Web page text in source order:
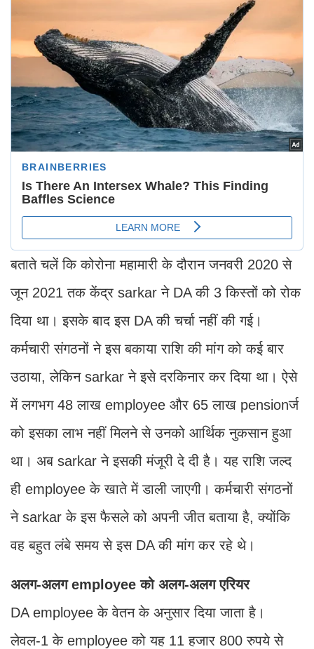
बताते चलें कि कोरोना महामारी के दौरान जनवरी 2020 से
जून 2021 तक केंद्र sarkar ने DA की 3 किस्तों को रोक
दिया था। इसके बाद इस DA की चर्चा नहीं की गई।
कर्मचारी संगठनों ने इस बकाया रा​शि की मांग को कई बार
उठाया, लेकिन sarkar ने इसे दरकिनार कर दिया था। ऐसे
में लगभग 48 लाख employee और 65 लाख pensionर्ज
को इसका लाभ नहीं मिलने से उनको आ​र्थिक नुकसान हुआ
था। अब sarkar ने इसकी मंजूरी दे दी है। यह रा​शि जल्द
ही employee के खाते में डाली जाएगी। कर्मचारी संगठनों
ने sarkar के इस फैसले को अपनी जीत बताया है, क्योंकि
वह बहुत लंबे समय से इस DA की मांग कर रहे थे।
अलग-अलग employee को अलग-अलग एरियर
DA employee के वेतन के अनुसार दिया जाता है।
लेवल-1 के employee को यह 11 हजार 800 रुपये से